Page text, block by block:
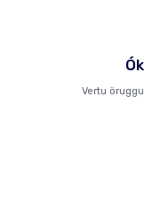
Vertu